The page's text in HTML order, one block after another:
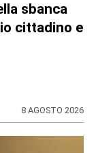
sbanca
cittadino e
8 AGOSTO 2026